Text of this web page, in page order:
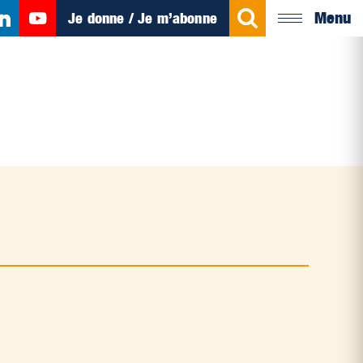
Je donne / Je m’abonne Menu